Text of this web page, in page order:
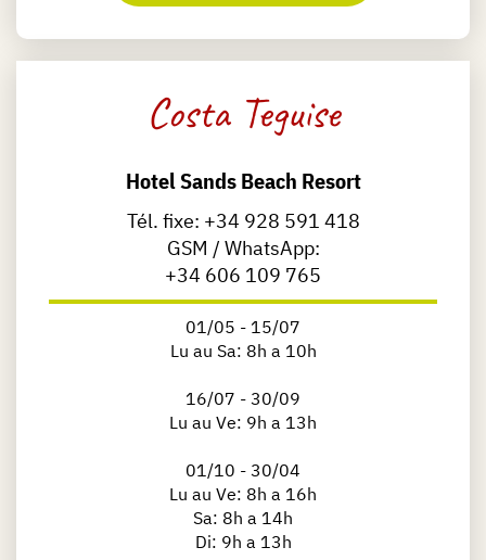
Costa Teguise
Hotel Sands Beach Resort
Tél. fixe: +34 928 591 418
GSM / WhatsApp:
+34 606 109 765
01/05 - 15/07
Lu au Sa: 8h a 10h
16/07 - 30/09
Lu au Ve: 9h a 13h
01/10 - 30/04
Lu au Ve: 8h a 16h
Sa: 8h a 14h
Di: 9h a 13h